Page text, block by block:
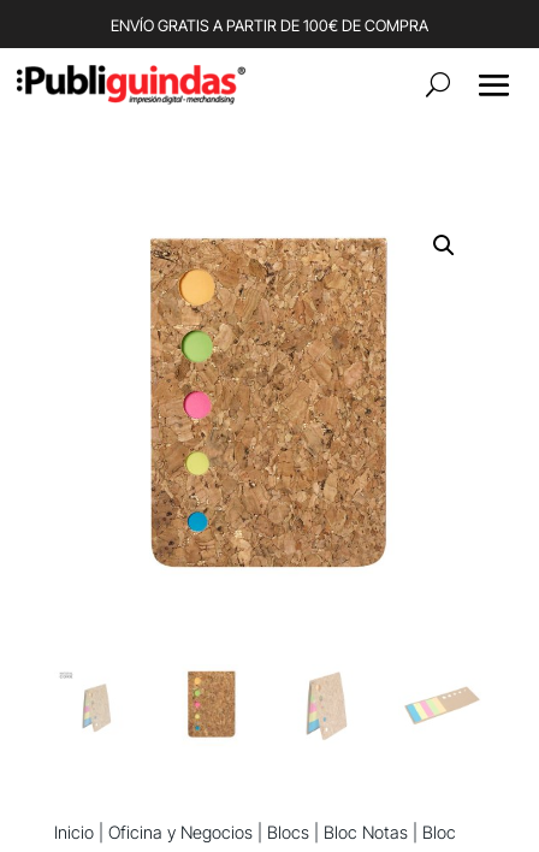
ENVÍO GRATIS A PARTIR DE 100€ DE COMPRA
Inicio| Oficina y Negocios| Blocs| Bloc Notas| Bloc